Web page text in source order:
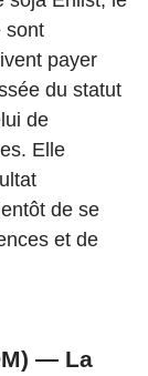
sont
payer
du statut
de
Elle
de se
et de
— La